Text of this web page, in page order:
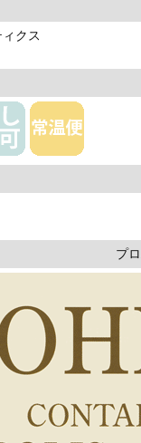
クス
プ